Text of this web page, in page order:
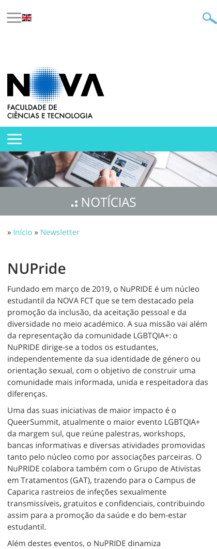
NOTÍCIAS
» Início » Newsletter
NUPride
Fundado em março de 2019, o NuPRIDE é um núcleo
estudantil da NOVA FCT que se tem destacado pela
promoção da inclusão, da aceitação pessoal e da
diversidade no meio académico. A sua missão vai além
da representação da comunidade LGBTQIA+: o
NuPRIDE dirige-se a todos os estudantes,
independentemente da sua identidade de género ou
orientação sexual, com o objetivo de construir uma
comunidade mais informada, unida e respeitadora das
diferenças.
Uma das suas iniciativas de maior impacto é o
QueerSummit, atualmente o maior evento LGBTQIA+
da margem sul, que reúne palestras, workshops,
bancas informativas e diversas atividades promovidas
tanto pelo núcleo como por associações parceiras. O
NuPRIDE colabora também com o Grupo de Ativistas
em Tratamentos (GAT), trazendo para o Campus de
Caparica rastreios de infeções sexualmente
transmissíveis, gratuitos e confidenciais, contribuindo
assim para a promoção da saúde e do bem-estar
estudantil.
Além destes eventos, o NuPRIDE dinamiza